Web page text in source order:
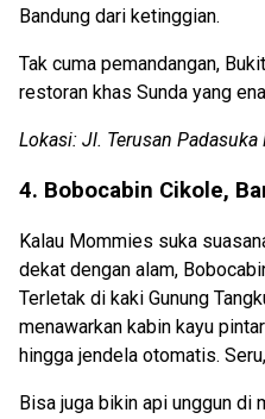
Bandung dari ketinggian.
Tak cuma pemandangan,
restoran khas Sunda yang
Lokasi: Jl. Terusan
4. Bobocabin Cikole,
Kalau Mommies suka
dekat dengan alam,
Terletak di kaki Gunung
menawarkan kabin kayu
hingga jendela otomatis.
Bisa juga bikin api unggun di